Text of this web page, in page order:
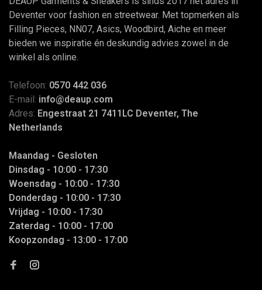
Deventer voor fashion en streetwear. Met topmerken als
Filling Pieces, NN07, Asics, Woodbird, Aiche en meer
bieden we inspiratie én deskundig advies zowel in de
winkel als online.
Telefoon: 0570 442 036
E-mail: info@deaup.com
Adres: Engestraat 21 7411LC Deventer, The
Netherlands
Maandag - Gesloten
Dinsdag - 10:00 - 17:30
Woensdag - 10:00 - 17:30
Donderdag - 10:00 - 17:30
Vrijdag - 10:00 - 17:30
Zaterdag - 10:00 - 17:00
Koopzondag - 13:00 - 17:00